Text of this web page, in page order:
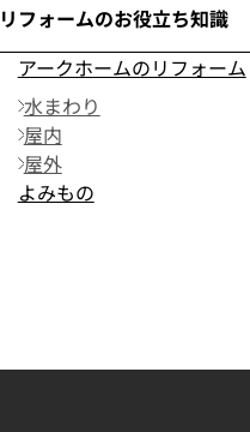
リフォームのお役立ち知識
アークホームのリフォーム
水まわり
屋内
屋外
よみもの